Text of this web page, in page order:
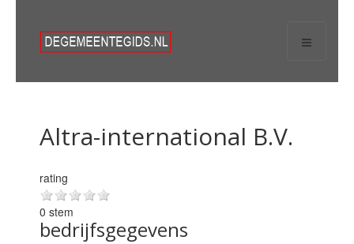
Altra-international B.V.
rating
0 stem
bedrijfsgegevens